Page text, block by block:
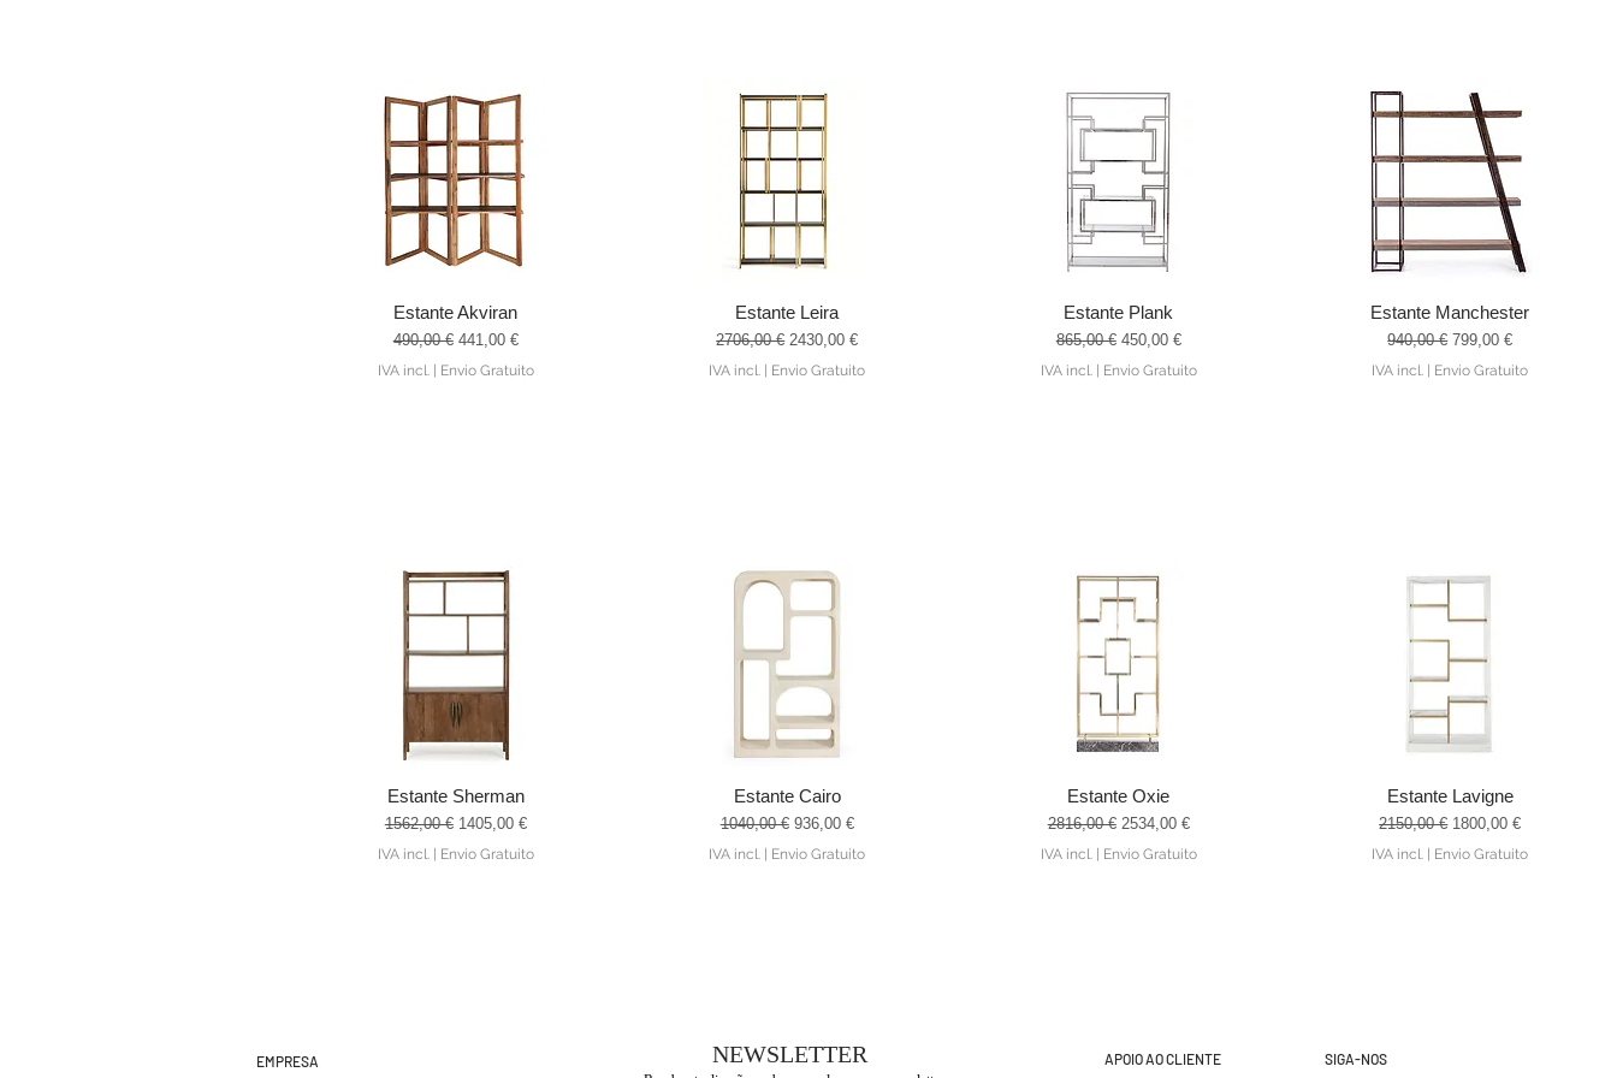
Visualização rápida
Estante Akviran
Preço normal
490,00 € Preço promocional
441,00 €
IVA incl.| Envio Gratuito
Visualização rápida
Estante Leira
Preço normal
2706,00 € Preço promocional
2430,00 €
IVA incl. Envio Gratuito
Visualização rápida
Estante Plank
Preço normal
865,00 € Preço promocional
450,00 €
IVA incl.| Envio Gratuito
Visualização rápida
Estante Manchester
Preço normal
940,00 € Preço promocional
799,00 €
IVA incl. Envio Gratuito
Visualização rápida
Estante Sherman
Preço normal
1562,00 € Preço promocional
1405,00 €
IVA incl. | Envio Gratuito
Visualização rápida
Estante Cairo
Preço normal
1040,00 € Preço promocional
936,00 €
IVA incl. | Envio Gratuito
Visualização rápida
Estante Oxie
Preço normal
2816,00 € Preço promocional
2534,00 €
IVA incl. | Envio Gratuito
Visualização rápida
Estante Lavigne
Preço normal
2150,00 € Preço promocional
1800,00 €
IVA incl. | Envio Gratuito
EMPRESA NEWSLETTER APOIO AO CLIENTE SIGA-NOS